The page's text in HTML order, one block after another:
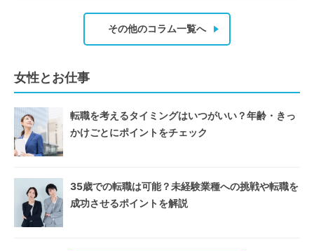
その他のコラム一覧へ
女性とお仕事
転職を考えるタイミングはいつがいい？年齢・きっ
かけごとにポイントをチェック
35歳での転職は可能？未経験業種への挑戦や転職を
成功させるポイントを解説